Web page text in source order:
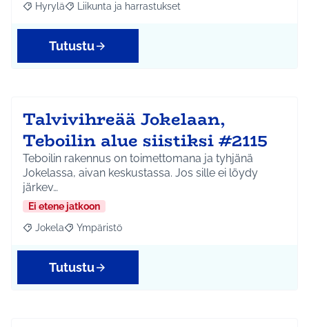
Rajaa tulokset aihepiirin mukaan: Hyrylä
Hyrylä Rajaa tulokset teeman mukaan: Liikunta ja
Liikunta ja harrastukset
Tutustu
Talvivihreää Jokelaan,
Teboilin alue siistiksi #2115
Teboilin rakennus on toimettomana ja tyhjänä
Jokelassa, aivan keskustassa. Jos sille ei löydy
järkev…
Ei etene jatkoon
Rajaa tulokset aihepiirin mukaan: Jokela
Jokela Rajaa tulokset teeman mukaan: Ympäristö
Ympäristö
Tutustu